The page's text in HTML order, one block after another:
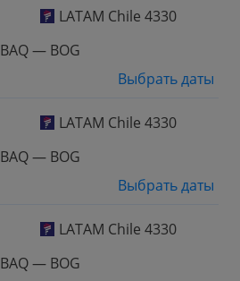
LATAM Chile 4330
BAQ — BOG
Выбрать даты
LATAM Chile 4330
BAQ — BOG
Выбрать даты
LATAM Chile 4330
BAQ — BOG